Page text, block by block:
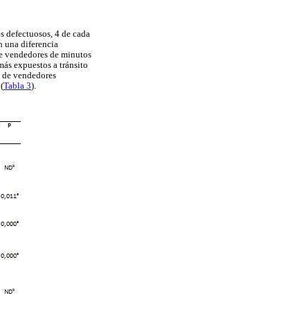
defectuosos, 4 de cada
una diferencia
vendedores de minutos
expuestos a tránsito
vendedores
Tabla 3).